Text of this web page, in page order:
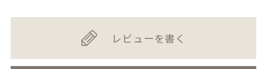
レビューを書く